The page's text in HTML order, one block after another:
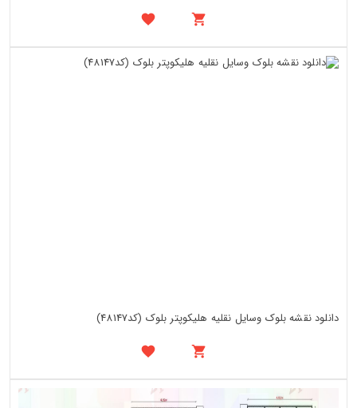
دانلود نقشه بلوک وسایل نقلیه هلیکوپتر بلوک (کد48147)